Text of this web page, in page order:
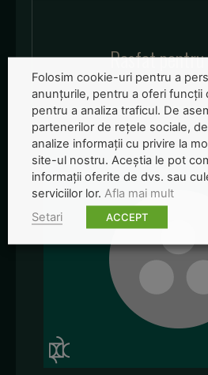
Rasfat
Folosim cookie-uri pentru a
anunțurile, pentru a oferi funcții
pentru a analiza traficul. De
partenerilor de rețele sociale,
analize informații cu privire la
site-ul nostru. Aceștia le pot
informații oferite de dvs. sau
serviciilor lor. Afla mai mult
Setari
ACCEPT